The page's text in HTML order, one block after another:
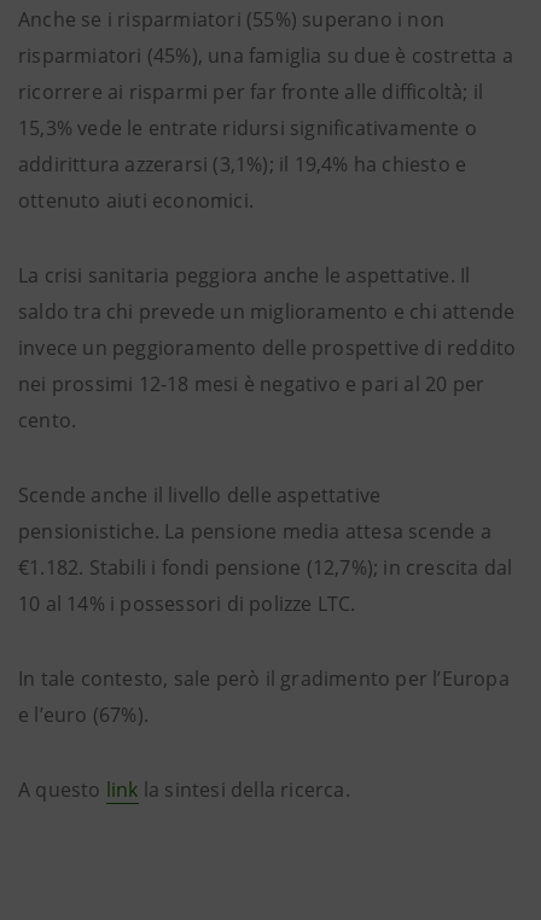
Anche se i risparmiatori (55%) superano i non
risparmiatori (45%), una famiglia su due è costretta a
ricorrere ai risparmi per far fronte alle difficoltà; il
15,3% vede le entrate ridursi significativamente o
addirittura azzerarsi (3,1%); il 19,4% ha chiesto e
ottenuto aiuti economici.
La crisi sanitaria peggiora anche le aspettative. Il
saldo tra chi prevede un miglioramento e chi attende
invece un peggioramento delle prospettive di reddito
nei prossimi 12-18 mesi è negativo e pari al 20 per
cento.
Scende anche il livello delle aspettative
pensionistiche. La pensione media attesa scende a
€1.182. Stabili i fondi pensione (12,7%); in crescita dal
10 al 14% i possessori di polizze LTC.
In tale contesto, sale però il gradimento per l’Europa
e l’euro (67%).
A questo link la sintesi della ricerca.